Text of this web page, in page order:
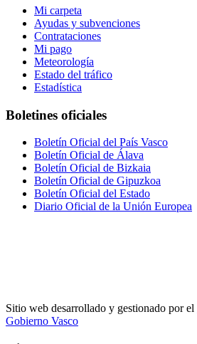
Mi carpeta
Ayudas y subvenciones
Contrataciones
Mi pago
Meteorología
Estado del tráfico
Estadística
Boletines oficiales
Boletín Oficial del País Vasco
Boletín Oficial de Álava
Boletín Oficial de Bizkaia
Boletín Oficial de Gipuzkoa
Boletín Oficial del Estado
Diario Oficial de la Unión Europea
Sitio web desarrollado y gestionado por el
Gobierno Vasco